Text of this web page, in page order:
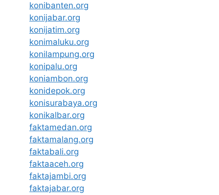
konibanten.org
konijabar.org
konijatim.org
konimaluku.org
konilampung.org
konipalu.org
koniambon.org
konidepok.org
konisurabaya.org
konikalbar.org
faktamedan.org
faktamalang.org
faktabali.org
faktaaceh.org
faktajambi.org
faktajabar.org